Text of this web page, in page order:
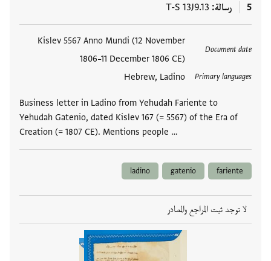
5 رسالة T-S 13J9.13
Document date
Kislev 5567 Anno Mundi (12 November
1806–11 December 1806 CE)
Primary languages
Hebrew, Ladino
Business letter in Ladino from Yehudah Fariente to
Yehudah Gatenio, dated Kislev 167 (= 5567) of the Era of
Creation (= 1807 CE). Mentions people …
fariente
gatenio
ladino
لا توجد ثبت المراجع والمصادر